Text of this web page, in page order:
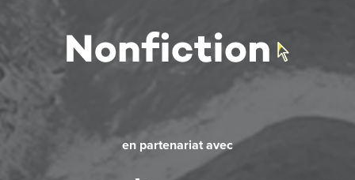
en partenariat avec